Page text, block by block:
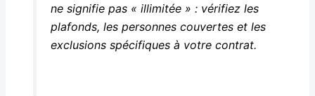
ne signifie pas « illimitée » : vérifiez les
plafonds, les personnes couvertes et les
exclusions spécifiques à votre contrat.